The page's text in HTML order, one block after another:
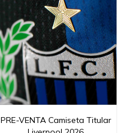
PRE-VENTA Camiseta Titular